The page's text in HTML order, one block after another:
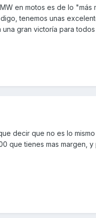
en motos es de lo
tenemos unas
una gran victoría para
decir que no es lo
que tienes mas margen, y